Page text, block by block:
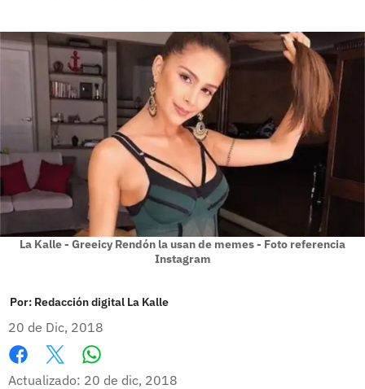
La Kalle - Greeicy Rendón la usan de memes - Foto referencia
Instagram
Por: Redacción digital La Kalle
20 de Dic, 2018
Facebook
X
Actualizado: 20 de dic, 2018